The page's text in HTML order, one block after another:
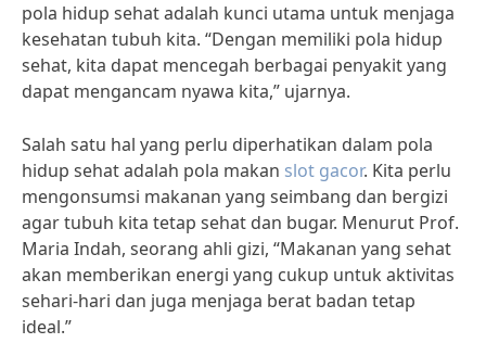
pola hidup sehat adalah kunci utama untuk menjaga
kesehatan tubuh kita. “Dengan memiliki pola hidup
sehat, kita dapat mencegah berbagai penyakit yang
dapat mengancam nyawa kita,” ujarnya.
Salah satu hal yang perlu diperhatikan dalam pola
hidup sehat adalah pola makan slot gacor. Kita perlu
mengonsumsi makanan yang seimbang dan bergizi
agar tubuh kita tetap sehat dan bugar. Menurut Prof.
Maria Indah, seorang ahli gizi, “Makanan yang sehat
akan memberikan energi yang cukup untuk aktivitas
sehari-hari dan juga menjaga berat badan tetap
ideal.”